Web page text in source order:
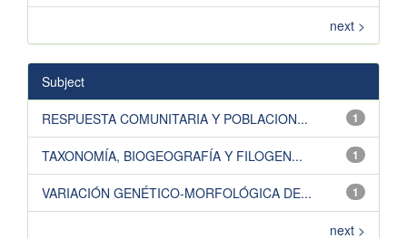
next >
Subject
1
RESPUESTA COMUNITARIA Y POBLACION...
1
TAXONOMÍA, BIOGEOGRAFÍA Y FILOGEN...
1
VARIACIÓN GENÉTICO-MORFOLÓGICA DE...
next >